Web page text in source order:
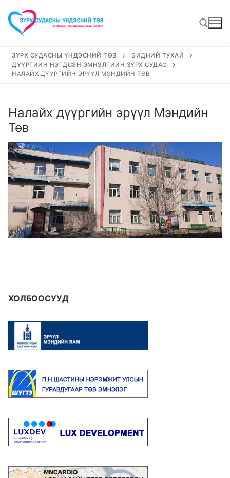
content
Search for:
ЗҮРХ СУДАСНЫ ҮНДЭСНИЙ ТӨВ
БИДНИЙ ТУХАЙ
ДҮҮРГИЙН НЭГДСЭН ЭМНЭЛГИЙН ЗҮРХ СУДАС
НАЛАЙХ ДҮҮРГИЙН ЭРҮҮЛ МЭНДИЙН ТӨВ
Налайх дүүргийн эрүүл Мэндийн
Төв
ХОЛБООСУУД